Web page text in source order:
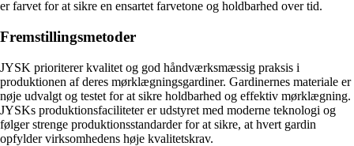
er farvet for at sikre en ensartet farvetone og holdbarhed over tid.
Fremstillingsmetoder
JYSK prioriterer kvalitet og god håndværksmæssig praksis i
produktionen af deres mørklægningsgardiner. Gardinernes materiale er
nøje udvalgt og testet for at sikre holdbarhed og effektiv mørklægning.
JYSKs produktionsfaciliteter er udstyret med moderne teknologi og
følger strenge produktionsstandarder for at sikre, at hvert gardin
opfylder virksomhedens høje kvalitetskrav.